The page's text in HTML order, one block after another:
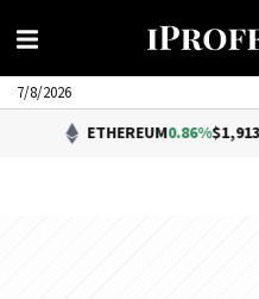
7/8/2026
0.86%$1,913.96